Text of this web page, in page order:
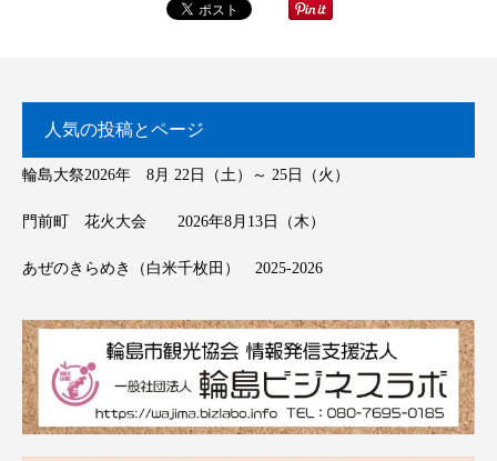
人気の投稿とページ
輪島大祭2026年 8月 22日（土）～ 25日（火）
門前町 花火大会 2026年8月13日（木）
あぜのきらめき（白米千枚田） 2025-2026